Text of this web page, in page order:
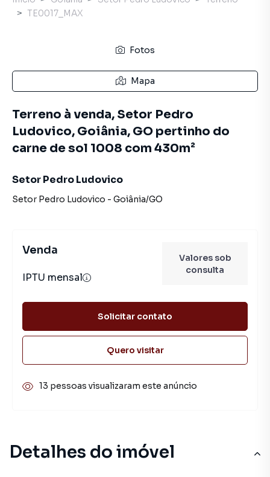
Detalhes do imóvel
TE0017_MAX
Fotos
Mapa
Terreno à venda, Setor Pedro
Ludovico, Goiânia, GO pertinho do
carne de sol 1008 com 430m²
Setor Pedro Ludovico
Setor Pedro Ludovico - Goiânia/GO
Venda
IPTU mensal
Valores sob
consulta
Solicitar contato
Quero visitar
13 pessoas visualizaram este anúncio